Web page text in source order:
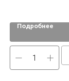
Подробнее